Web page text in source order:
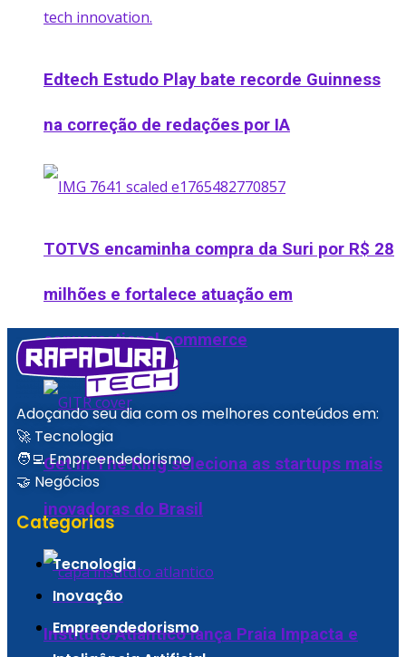
Edtech Estudo Play bate recorde Guinness
na correção de redações por IA
TOTVS encaminha compra da Suri por R$ 28
milhões e fortalece atuação em
conversational commerce
Get in The Ring seleciona as startups mais
inovadoras do Brasil
Instituto Atlântico lança Praia Impacta e
Adoçando seu dia com os melhores conteúdos em:
🚀 Tecnologia
🧑‍💻 Empreendedorismo
🤝 Negócios
Categorias
Tecnologia
Inovação
Empreendedorismo